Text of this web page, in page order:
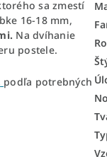
sa zmestí
16-18 mm,
Na dvíhanie
postele.
podľa potrebných